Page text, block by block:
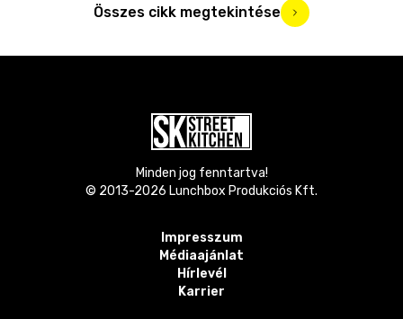
Összes cikk megtekintése
Minden jog fenntartva!
© 2013-2026 Lunchbox Produkciós Kft.
Impresszum
Médiaajánlat
Hírlevél
Karrier